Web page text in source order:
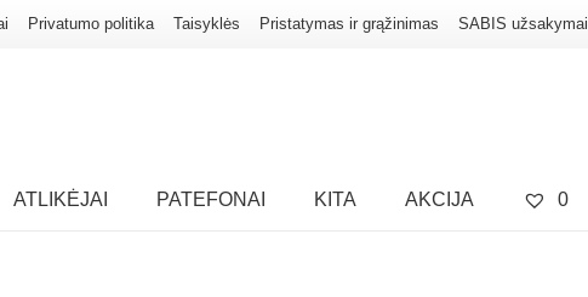
Privatumo politika Taisyklės Pristatymas ir grąžinimas SABIS užsakymai
ATLIKĖJAI PATEFONAI KITA AKCIJA 0